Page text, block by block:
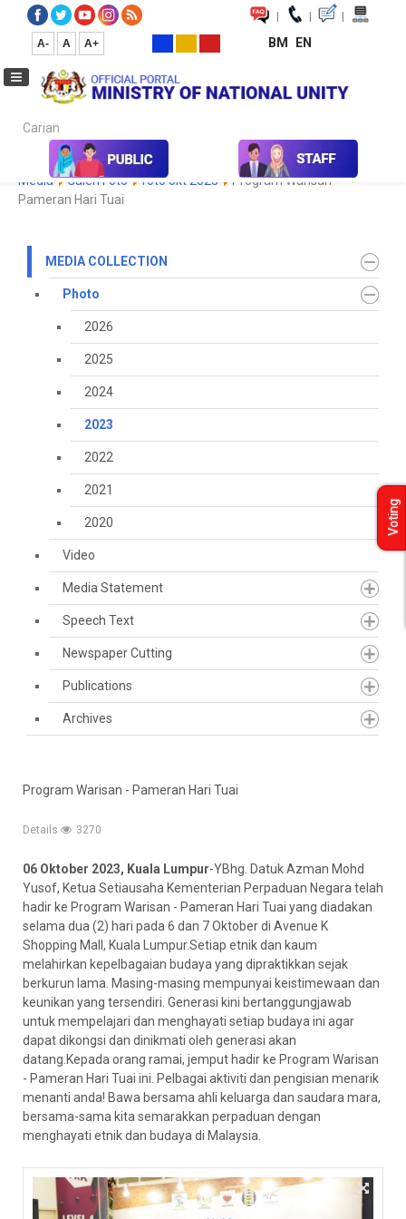
| | |
A- A A+ BM EN
Carian...
Media Media Collection Photo 2023
Koleksi
Media
Galeri Foto foto okt 2023
Program Warisan -
Pameran Hari Tuai
MEDIA COLLECTION
Photo
2026
2025
2024
2023
2022
2021
2020
Video
Media Statement
Speech Text
Newspaper Cutting
Publications
Archives
Program Warisan - Pameran Hari Tuai
Details 3270
06 Oktober 2023, Kuala Lumpur-YBhg. Datuk Azman Mohd
Yusof, Ketua Setiausaha Kementerian Perpaduan Negara telah
hadir ke Program Warisan - Pameran Hari Tuai yang diadakan
selama dua (2) hari pada 6 dan 7 Oktober di Avenue K
Shopping Mall, Kuala Lumpur.Setiap etnik dan kaum
melahirkan kepelbagaian budaya yang dipraktikkan sejak
berkurun lama. Masing-masing mempunyai keistimewaan dan
keunikan yang tersendiri. Generasi kini bertanggungjawab
untuk mempelajari dan menghayati setiap budaya ini agar
dapatdikongsi dan dinikmati oleh generasi akan
datang.Kepada orang ramai, jemput hadir ke Program Warisan
- Pameran Hari Tuai ini. Pelbagai aktiviti dan pengisian menarik
menanti anda! Bawa bersama ahli keluarga dan saudara mara,
bersama-sama kita semarakkan perpaduan dengan
menghayati etnik dan budaya di Malaysia.
Voting